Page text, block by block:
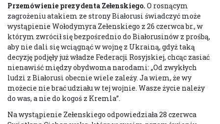
Przemówienie prezydenta Zełenskiego. O rosnącym
zagrożeniu atakiem ze strony Białorusi świadczyć może
wystąpienie Wołodymyra Zełenskiego z 26 czerwca br., w
którym zwrócił się bezpośrednio do Białorusinów z prośbą,
aby nie dali się wciągnąć w wojnę z Ukrainą, gdyż taką
decyzję podjęły już władze Federacji Rosyjskiej, chcąc zasiać
nienawiść między obydwoma narodami: „Od zwykłych
ludzi z Białorusi obecnie wiele zależy. Ja wiem, że wy
możecie nie brać udziału w tej wojnie. Wasze życie należy
do was, a nie do kogoś z Kremla”.
Na wystąpienie Zełenskiego odpowiedziała 28 czerwca